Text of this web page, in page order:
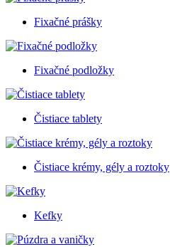
Fixačné prášky
Fixačné podložky
Čistiace tablety
Čistiace krémy, gély a roztoky
Kefky